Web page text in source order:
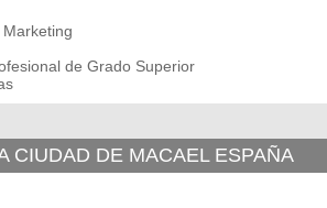
de Grado Superior
CIUDAD DE MACAEL ESPAÑA